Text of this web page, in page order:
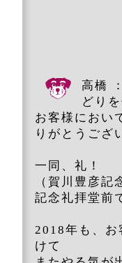
高橋
どり
お客様におい
りがとうござ
一同、礼！
（賀川豊彦
記念礼拝堂前
2018年も、お
けて